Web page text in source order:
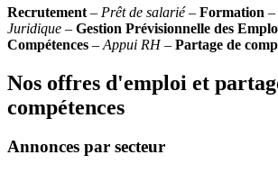
Recrutement – Prêt de salarié– Formation –
Juridique – Gestion Prévisionnelle des
Compétences – Appui RH– Partage de
Nos offres d'emploi et
compétences
Annonces par secteur